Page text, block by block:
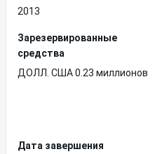
2013
Зарезервированные
средства
ДОЛЛ. США 0.23 миллионов
Дата завершения